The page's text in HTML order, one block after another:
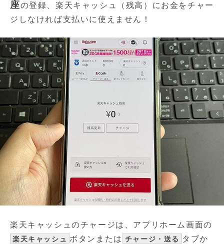
座の登録、楽天キャッシュ（残高）にお金をチャー
ジしなければ支払いに使えません！
楽天キャッシュのチャージは、アプリホーム画面の
楽天キャッシュ ボタンまたは チャージ・送る
タブか